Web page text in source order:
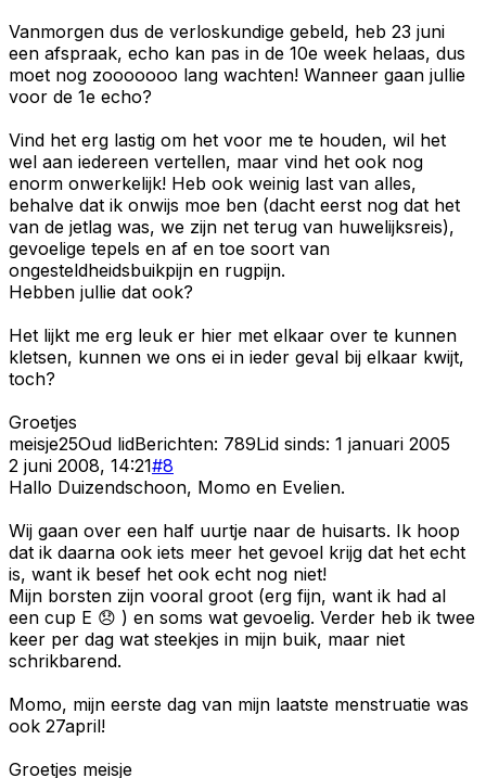
Vanmorgen dus de verloskundige gebeld, heb 23 juni
een afspraak, echo kan pas in de 10e week helaas, dus
moet nog zooooooo lang wachten! Wanneer gaan jullie
voor de 1e echo?
Vind het erg lastig om het voor me te houden, wil het
wel aan iedereen vertellen, maar vind het ook nog
enorm onwerkelijk! Heb ook weinig last van alles,
behalve dat ik onwijs moe ben (dacht eerst nog dat het
van de jetlag was, we zijn net terug van huwelijksreis),
gevoelige tepels en af en toe soort van
ongesteldheidsbuikpijn en rugpijn.
Hebben jullie dat ook?
Het lijkt me erg leuk er hier met elkaar over te kunnen
kletsen, kunnen we ons ei in ieder geval bij elkaar kwijt,
toch?
Groetjes
meisje25Oud lidBerichten: 789Lid sinds: 1 januari 2005
2 juni 2008, 14:21#8
Hallo Duizendschoon, Momo en Evelien.
Wij gaan over een half uurtje naar de huisarts. Ik hoop
dat ik daarna ook iets meer het gevoel krijg dat het echt
is, want ik besef het ook echt nog niet!
Mijn borsten zijn vooral groot (erg fijn, want ik had al
een cup E 😞 ) en soms wat gevoelig. Verder heb ik twee
keer per dag wat steekjes in mijn buik, maar niet
schrikbarend.
Momo, mijn eerste dag van mijn laatste menstruatie was
ook 27april!
Groetjes meisje